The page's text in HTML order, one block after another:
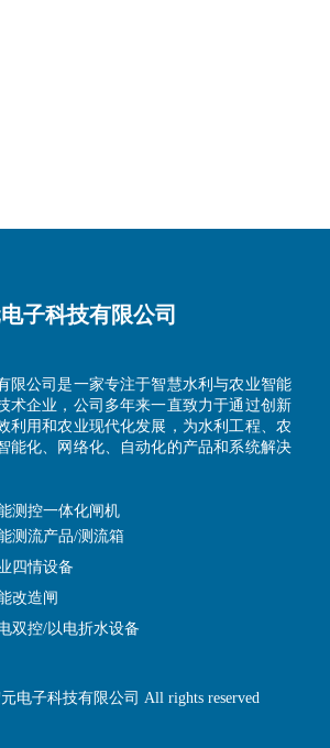
测控一体化闸机
测流产品/测流箱
四情设备
改造闸
双控/以电折水设备
限公司是一家专注于智慧水利与农业智能
术企业，公司多年来一直致力于通过创新
利用和农业现代化发展，为水利工程、农
能化、网络化、自动化的产品和系统解决
子科技有限公司
电子科技有限公司 All rights reserved